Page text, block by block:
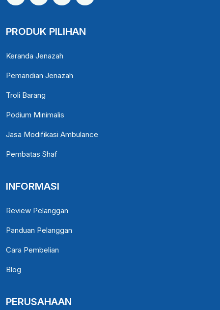
PRODUK PILIHAN
Keranda Jenazah
Pemandian Jenazah
Troli Barang
Podium Minimalis
Jasa Modifikasi Ambulance
Pembatas Shaf
INFORMASI
Review Pelanggan
Panduan Pelanggan
Cara Pembelian
Blog
PERUSAHAAN